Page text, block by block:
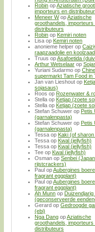
Robin opAziatische
importeurs en
Meneer WopAziatische
groothandels, importeurs
distributeurs
Robin op Kemiri noten
Lisa op Kemiri noten
anonieme helper op
raapzaadolie en
Truus opAsafoetida
Arthur Wetselaar op
Yuriani Sudarmo op
supermarkt Tam Food in
Jan van Lieshout op
sojasaus)
Roos op Rozenwater &
Stella op Ketjap (zoete
Stella op Ketjap (zoete
Stefan Schuwer op Petis
(garnalenpasta)
Stefan Schuwer op Petis
(garnalenpasta)
Tessa op Kaki (of sharon
Tessa op Kwal (jellyfish)
Tessa op Kwal (jellyfish)
Tee op Kwal (jellyfish)
Osman op Senbei
rijstcrackers)
Paul opAubergines
fragrant eggplant)
Paul opAubergines
fragrant eggplant)
Ah Munn op Duizendjarig
(geconserveerde
Gerard op Gedroogde
(ebi)
Nga Dang opAziatische
groothandels, importeurs
distributeurs